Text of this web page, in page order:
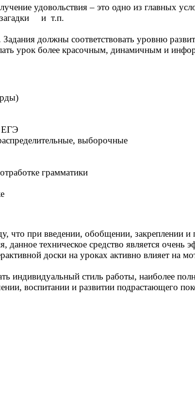
удовольствия – это одно из главных
загадки и т.п.
должны соответствовать уровню
урок более красочным, динамичным и
ЕГЭ
выборочные
грамматики
что при введении, обобщении, закреплении и
данное техническое средство является
доски на уроках активно влияет на
стиль работы, наиболее
воспитании и развитии подрастающего